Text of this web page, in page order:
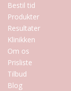
Bestil tid
Produkter
Resultater
Klinikken
Om os
Prisliste
Tilbud
Blog